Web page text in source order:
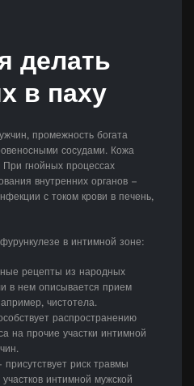
делать
в паху
промежность богата
сосудами. Кожа
При гнойных процессах
внутренних органов –
с током крови в печень,
в интимной зоне:
рецепты из народных
в нем описывается прием
чистотела.
распространению
на прочие участки интимной
риск травмы
интимной мужской